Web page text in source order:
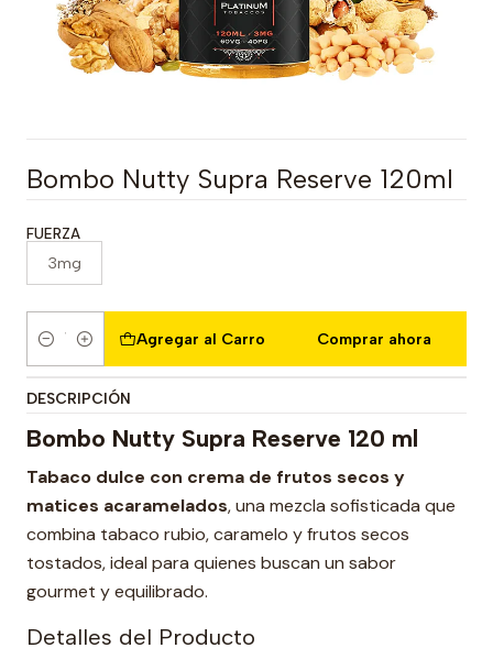
Bombo Nutty Supra Reserve 120ml
FUERZA
3mg
Cantidad
Agregar al Carro Comprar ahora
DESCRIPCIÓN
Bombo Nutty Supra Reserve 120 ml
Tabaco dulce con crema de frutos secos y
matices acaramelados, una mezcla sofisticada que
combina tabaco rubio, caramelo y frutos secos
tostados, ideal para quienes buscan un sabor
gourmet y equilibrado.
Detalles del Producto